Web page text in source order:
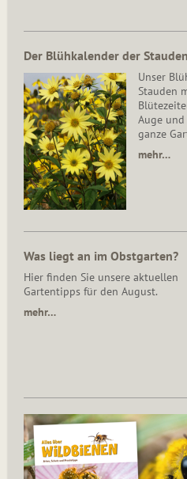
Der Blühkalender der Stauden
Unser
Stauden
Auge
ganze
mehr…
Was liegt an im Obstgarten?
Hier finden Sie unsere aktuellen
Gartentipps für den August.
mehr…